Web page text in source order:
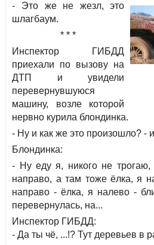
- Это же не жезл, это
шлагбаум.
* * *
Инспектор ГИБДД
приехали по вызову на
ДТП и увидели
перевернувшуюся
машину, возле которой
нервно курила блондинка.
- Ну и как же это произошло? -
Блондинка:
- Ну еду я, никого не
направо, а там тоже ёлка, я
направо - ёлка, я налево -
перевернулась, на...
Инспектор ГИБДД:
- Да ты чё, ...!? Тут деревьев в